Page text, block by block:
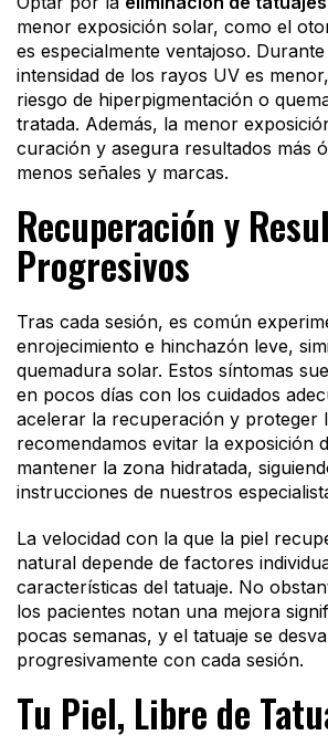
menor exposición solar, como el
es especialmente ventajoso.
intensidad de los rayos UV es
riesgo de hiperpigmentación o
tratada. Además, la menor
curación y asegura resultados más
menos señales y marcas.
Recuperación y
Progresivos
Tras cada sesión, es común
enrojecimiento e hinchazón leve,
quemadura solar. Estos síntomas
en pocos días con los cuidados
acelerar la recuperación y proteger
recomendamos evitar la exposición
mantener la zona hidratada,
instrucciones de nuestros
La velocidad con la que la piel
natural depende de factores
características del tatuaje. No
los pacientes notan una mejora
pocas semanas, y el tatuaje se
progresivamente con cada sesión.
Tu Piel, Libre de